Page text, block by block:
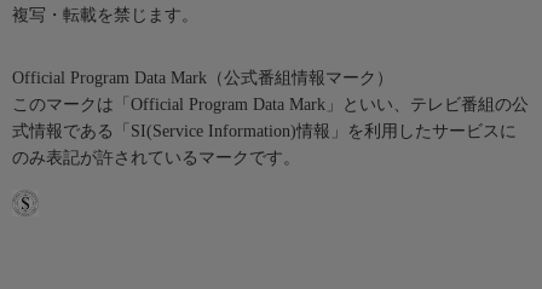
複写・転載を禁じます。
Official Program Data Mark（公式番組情報マーク）
このマークは「Official Program Data Mark」といい、テレビ番組の公
式情報である「SI(Service Information)情報」を利用したサービスに
のみ表記が許されているマークです。